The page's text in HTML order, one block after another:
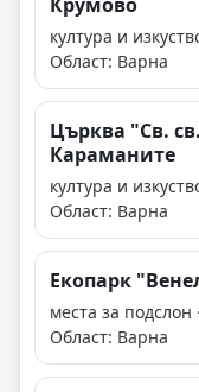
култура и
Област: Варна
Църква "Св.
Караманите
култура и
Област: Варна
Екопарк
места за
Област: Варна